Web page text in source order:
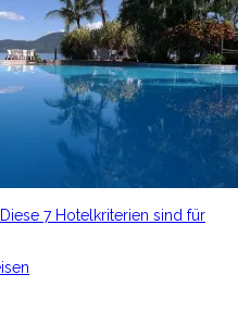
7 Hotelkriterien sind für